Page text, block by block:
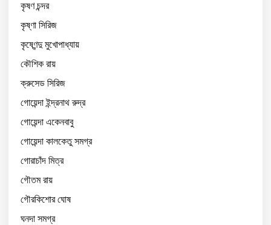
কৃষণ চন্দর
কৃষ্ণা সিরিজ
কৃষ্ণেন্দু মুখোপাধ্যায়
কৌশিক রায়
ক্রুসেড সিরিজ
গোয়েন্দা ইন্দ্রনাথ রুদ্র
গোয়েন্দা একেনবাবু
গোয়েন্দা কালকেতু সমগ্র
গোরাচাঁদ মিত্র
গৌতম রায়
গৌরকিশোর ঘোষ
ঘনদা সমগ্র